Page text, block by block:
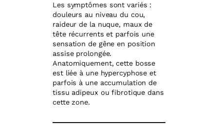
Les symptômes sont variés :
douleurs au niveau du cou,
raideur de la nuque, maux de
tête récurrents et parfois une
sensation de gêne en position
assise prolongée.
Anatomiquement, cette bosse
est liée à une hypercyphose et
parfois à une accumulation de
tissu adipeux ou fibrotique dans
cette zone.